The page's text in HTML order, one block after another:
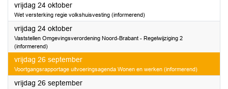
vrijdag 24 oktober2025
Wet versterking regie volkshuisvesting (informerend)
vrijdag 24 oktober2025
Vaststellen Omgevingsverordening Noord-Brabant - Regelwijziging 2
(informerend)
vrijdag 26 september2025
Voortgangsrapportage uitvoeringsagenda Wonen en werken (informerend)
vrijdag 26 september2025